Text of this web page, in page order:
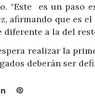
“Este es un paso
afirmando que es
a la del
realizar la
deberán ser
LinkedInPinterest